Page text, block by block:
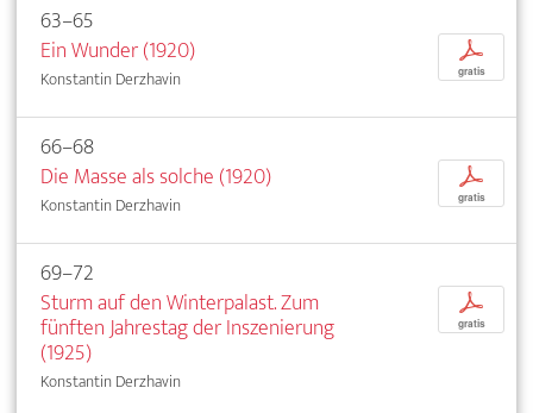
63–65
Ein Wunder (1920)
Konstantin Derzhavin
p
gratis
66–68
Die Masse als solche (1920)
Konstantin Derzhavin
p
gratis
69–72
Sturm auf den Winterpalast. Zum
fünften Jahrestag der Inszenierung
(1925)
Konstantin Derzhavin
p
gratis